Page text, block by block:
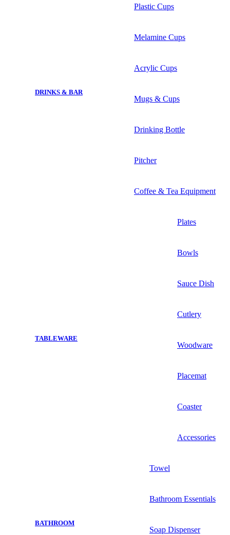
DRINKS & BAR
Plastic Cups
Melamine Cups
Acrylic Cups
Mugs & Cups
Drinking Bottle
Pitcher
Coffee & Tea Equipment
TABLEWARE
Plates
Bowls
Sauce Dish
Cutlery
Woodware
Placemat
Coaster
Accessories
BATHROOM
Towel
Bathroom Essentials
Soap Dispenser